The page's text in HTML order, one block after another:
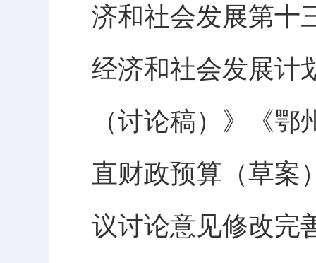
济和社会发展第十
经济和社会发展计
（讨论稿）》《
直财政预算（草案
议讨论意见修改完